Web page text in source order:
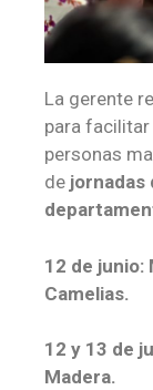
La gerente
para
personas
de jornadas
12 de junio:
Camelias.
12 y 13 de
Madera.